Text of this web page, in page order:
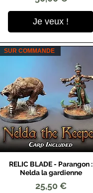
Je veux !
Aperçu rapide
SUR COMMANDE
RELIC BLADE - Parangon :
Nelda la gardienne
Prix
25,50 €